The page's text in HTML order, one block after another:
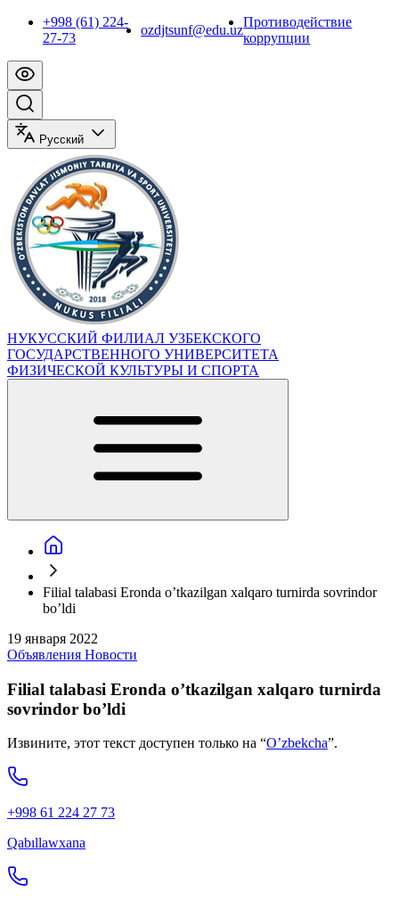
+998 (61) 224-
27-73
ozdjtsunf@edu.uz
Противодействие
коррупции
Русский
НУКУССКИЙ ФИЛИАЛ УЗБЕКСКОГО
ГОСУДАРСТВЕННОГО УНИВЕРСИТЕТА
ФИЗИЧЕСКОЙ КУЛЬТУРЫ И СПОРТА
Filial talabasi Eronda o’tkazilgan xalqaro turnirda sovrindor
bo’ldi
19 января 2022
Объявления Новости
Filial talabasi Eronda o’tkazilgan xalqaro turnirda
sovrindor bo’ldi
Извините, этот текст доступен только на “O’zbekcha”.
+998 61 224 27 73
Qabıllawxana